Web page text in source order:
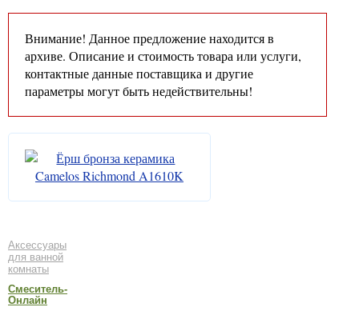
Внимание! Данное предложение находится в
архиве. Описание и стоимость товара или услуги,
контактные данные поставщика и другие
параметры могут быть недействительны!
Аксессуары
для ванной
комнаты
Смеситель-
Онлайн